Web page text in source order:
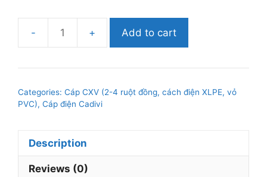
Cáp
Cadivi
4×400mm2,
Add to cart
Categories: Cáp CXV (2-4 ruột đồng, cách điện XLPE, vỏ
PVC), Cáp điện Cadivi
Description
Reviews (0)